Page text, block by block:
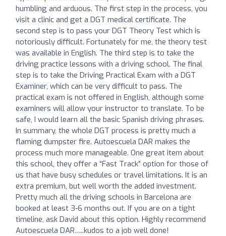
humbling and arduous. The first step in the process, you
visit a clinic and get a DGT medical certificate. The
second step is to pass your DGT Theory Test which is
notoriously difficult. Fortunately for me, the theory test
was available in English. The third step is to take the
driving practice lessons with a driving school. The final
step is to take the Driving Practical Exam with a DGT
Examiner, which can be very difficult to pass. The
practical exam is not offered in English, although some
examiners will allow your instructor to translate. To be
safe, I would learn all the basic Spanish driving phrases.
In summary, the whole DGT process is pretty much a
flaming dumpster fire. Autoescuela DAR makes the
process much more manageable. One great item about
this school, they offer a “Fast Track” option for those of
us that have busy schedules or travel limitations. It is an
extra premium, but well worth the added investment.
Pretty much all the driving schools in Barcelona are
booked at least 3-6 months out. If you are on a tight
timeline, ask David about this option. Highly recommend
Autoescuela DAR…..kudos to a job well done!